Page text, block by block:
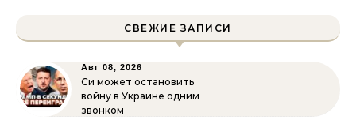
СВЕЖИЕ ЗАПИСИ
Авг 08, 2026
Си может остановить
войну в Украине одним
звонком